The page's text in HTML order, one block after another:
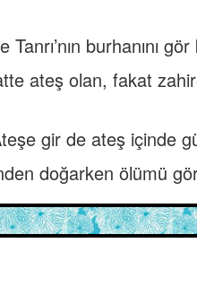
Tanrı’nın burhanını
ateş olan, fakat
gir de ateş içinde
doğarken ölümü